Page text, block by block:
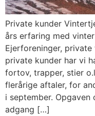
Private kunder
års erfaring med
Ejerforeninger,
private kunder har vi
fortov, trapper, stier
flerårige aftaler, for
i september.
adgang […]